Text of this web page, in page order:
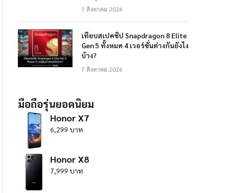
7 สิงหาคม 2026
เทียบสเปคชิป Snapdragon 8 Elite
Gen 5 ทั้งหมด 4 เวอร์ชั่นต่างกันยังไง
บ้าง?
7 สิงหาคม 2026
มือถือรุ่นยอดนิยม
Honor X7
6,299 บาท
Honor X8
7,999 บาท